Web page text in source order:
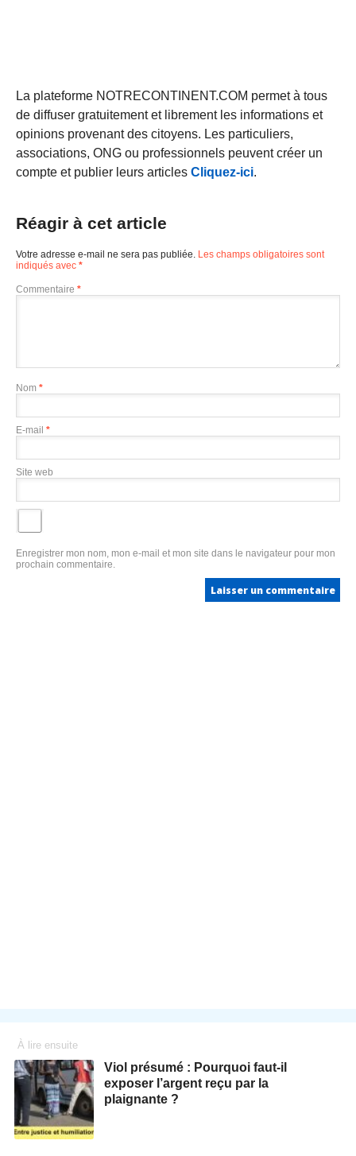
La plateforme NOTRECONTINENT.COM permet à tous
de diffuser gratuitement et librement les informations et
opinions provenant des citoyens. Les particuliers,
associations, ONG ou professionnels peuvent créer un
compte et publier leurs articles Cliquez-ici.
Réagir à cet article
Votre adresse e-mail ne sera pas publiée. Les champs obligatoires sont
indiqués avec *
Commentaire *
Nom *
E-mail *
Site web
Enregistrer mon nom, mon e-mail et mon site dans le navigateur pour mon
prochain commentaire.
À lire ensuite
Viol présumé : Pourquoi faut-il
exposer l’argent reçu par la
plaignante ?